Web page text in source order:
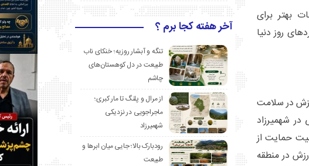
بهتر برای
روز دنیا
در سلامت
شهمیرزاد
حمایت از
در منطقه
آخر هفته کجا برم ؟
تنگه و آبشار روزیه؛ خنکای ناب
طبیعت در دل کوهستان‌های
چاشم
از مرال و پلنگ تا مار کبری؛
ماجراجویی در نزدیکی
شهمیرزاد
رودبارک بالا؛ جایی میان ابرها و
طبیعت